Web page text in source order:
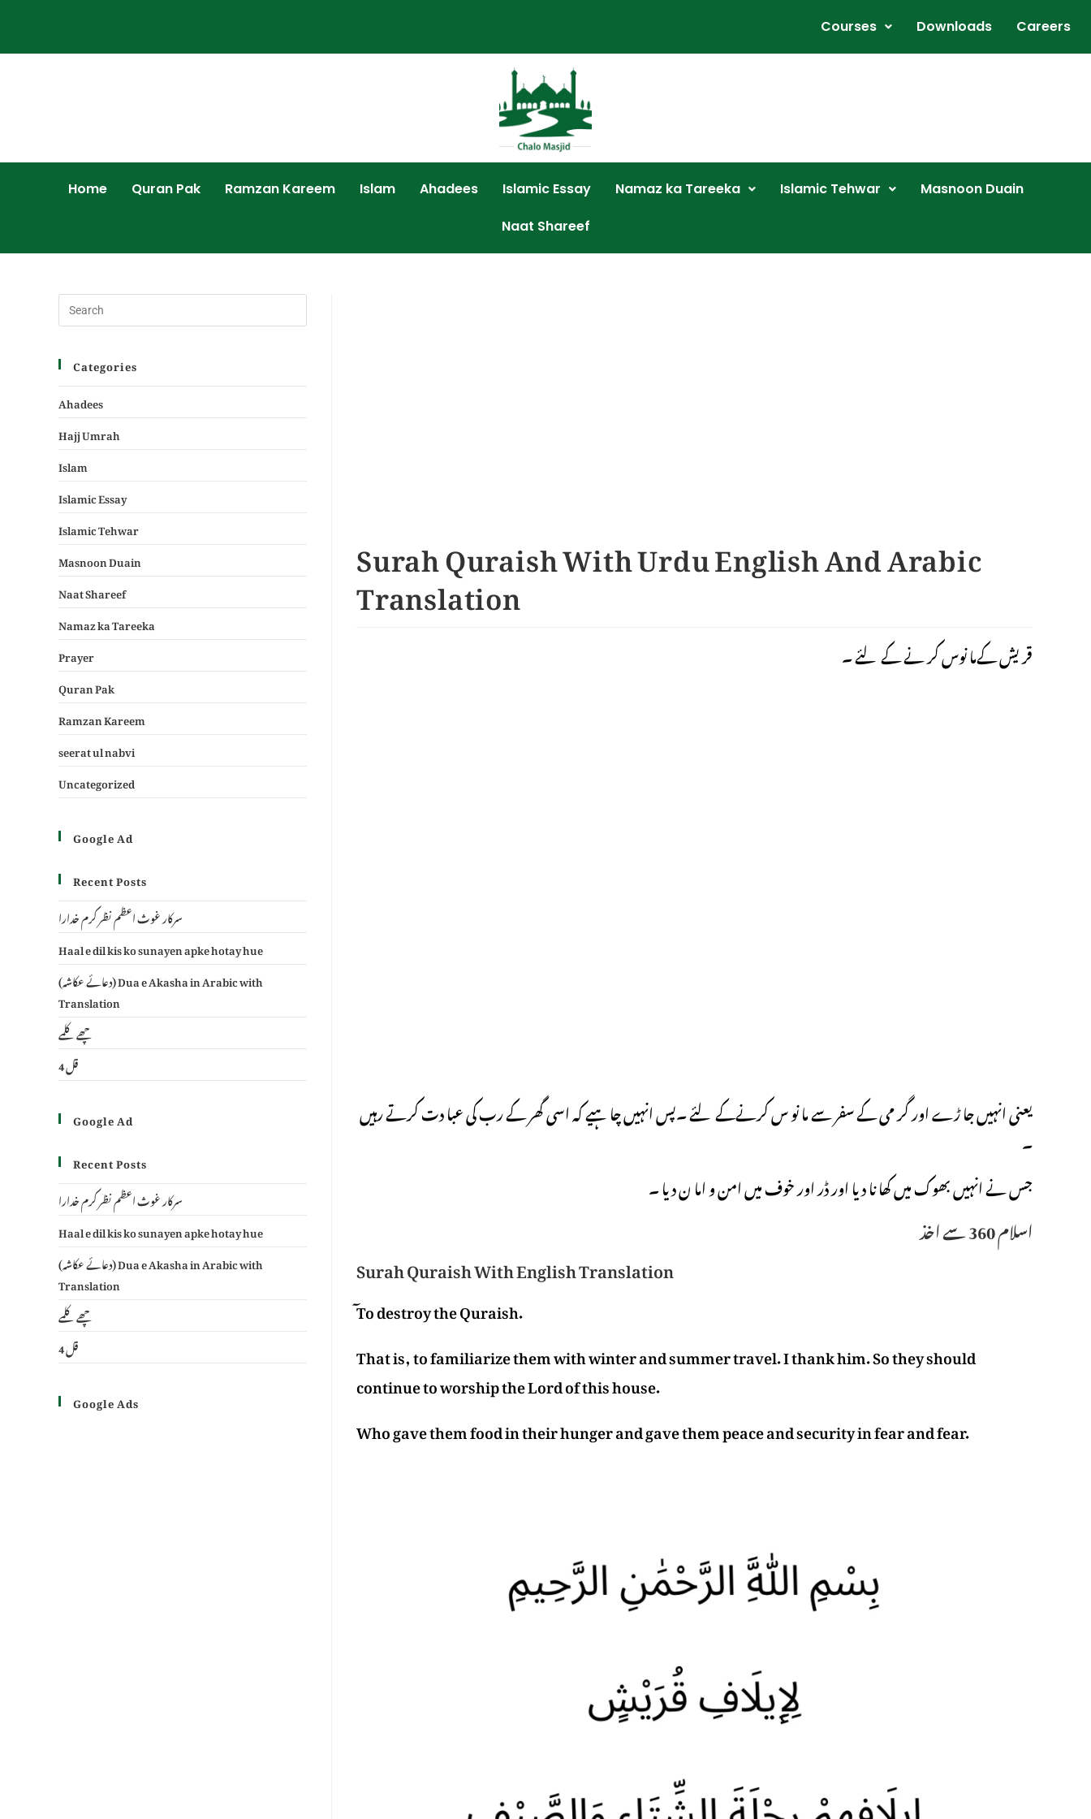
Courses Downloads Careers
Home Quran Pak Ramzan Kareem Islam Ahadees Islamic Essay Namaz ka Tareeka Islamic Tehwar
Masnoon Duain
Naat Shareef
Surah Quraish With Urdu English And Arabic
Translation
قریش کےما نوس کر نے کے لئے ۔
یعنی انہیں جا ڑے اور گر می کے سفر سے ما نو س کرنےکے لئے ۔پس انہیں چا ہیے کہ اسی گھر کے رب کی عبا دت کرتے رہیں
۔
جس نے انہیں بھوک میں کھا نا دیا اور ڈر اور خوف میں امن و اما ن دیا ۔
اسلام 360 سے اخذ
Surah Quraish With English Translation
ٓTo destroy the Quraish.
That is, to familiarize them with winter and summer travel. I thank him. So they should
continue to worship the Lord of this house.
Who gave them food in their hunger and gave them peace and security in fear and fear.
Categories
Ahadees
Hajj Umrah
Islam
Islamic Essay
Islamic Tehwar
Masnoon Duain
Naat Shareef
Namaz ka Tareeka
Prayer
Quran Pak
Ramzan Kareem
seerat ul nabvi
Uncategorized
Google Ad
Recent Posts
سرکار غوث اعظم نظر کرم خدارا
Haal e dil kis ko sunayen apke hotay hue
(دعائے عکاشہ) Dua e Akasha in Arabic with
Translation
چھے کلمے
4 قل
Google Ad
Recent Posts
سرکار غوث اعظم نظر کرم خدارا
Haal e dil kis ko sunayen apke hotay hue
(دعائے عکاشہ) Dua e Akasha in Arabic with
Translation
چھے کلمے
4 قل
Google Ads